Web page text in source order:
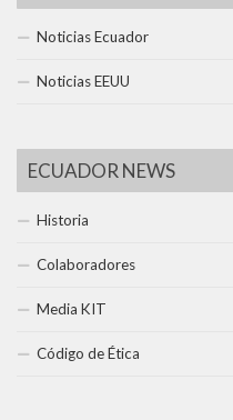
Noticias Ecuador
Noticias EEUU
ECUADOR NEWS
Historia
Colaboradores
Media KIT
Código de Ética